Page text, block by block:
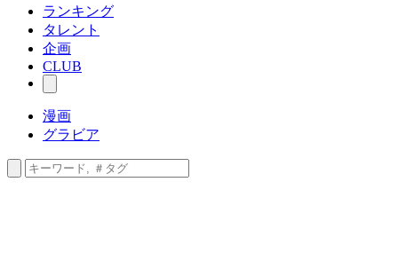
ランキング
タレント
企画
CLUB
漫画
グラビア